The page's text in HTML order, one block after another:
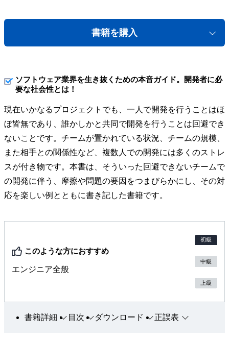
書籍を購入
ソフトウェア業界を生き抜くための本音ガイド。開発者に必
要な社会性とは！
現在いかなるプロジェクトでも、一人で開発を行うことはほ
ぼ皆無であり、誰かしかと共同で開発を行うことは回避でき
ないことです。チームが置かれている状況、チームの規模、
また相手との関係性など、複数人での開発には多くのストレ
スが付き物です。本書は、そういった回避できないチームで
の開発に伴う、摩擦や問題の要因をつまびらかにし、その対
応を楽しい例とともに書き記した書籍です。
このような方におすすめ
エンジニア全般
初級
中級
上級
書籍詳細 目次 ダウンロード 正誤表